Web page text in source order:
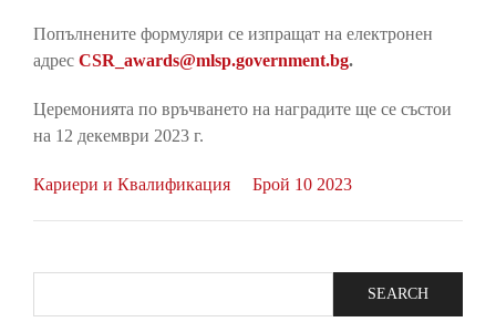
Попълнените формуляри се изпращат на електронен
адрес CSR_awards@mlsp.government.bg.
Церемонията по връчването на наградите ще се състои
на 12 декември 2023 г.
Кариери и Квалификация Брой 10 2023